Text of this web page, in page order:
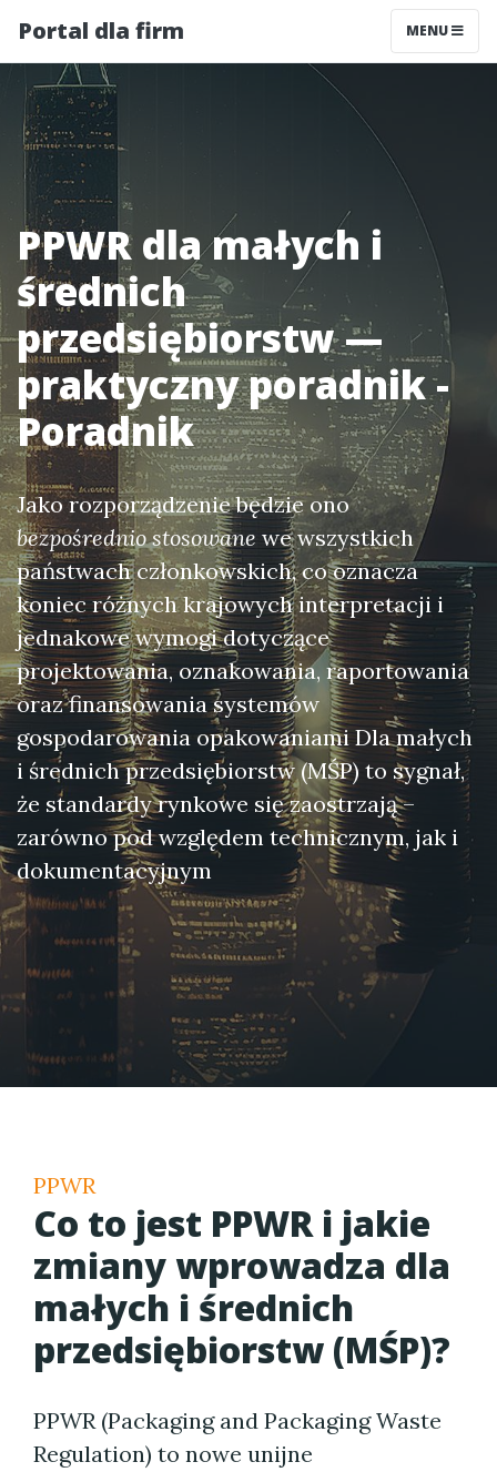
Portal dla firm MENU
PPWR dla małych i
średnich
przedsiębiorstw —
praktyczny poradnik -
Poradnik
Jako rozporządzenie będzie ono
bezpośrednio stosowane we wszystkich
państwach członkowskich, co oznacza
koniec różnych krajowych interpretacji i
jednakowe wymogi dotyczące
projektowania, oznakowania, raportowania
oraz finansowania systemów
gospodarowania opakowaniami Dla małych
i średnich przedsiębiorstw (MŚP) to sygnał,
że standardy rynkowe się zaostrzają –
zarówno pod względem technicznym, jak i
dokumentacyjnym
PPWR
Co to jest PPWR i jakie
zmiany wprowadza dla
małych i średnich
przedsiębiorstw (MŚP)?
PPWR (Packaging and Packaging Waste
Regulation) to nowe unijne